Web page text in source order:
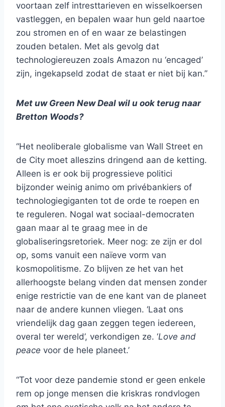
voortaan zelf intresttarieven en wisselkoersen
vastleggen, en bepalen waar hun geld naartoe
zou stromen en of en waar ze belastingen
zouden betalen. Met als gevolg dat
technologiereuzen zoals Amazon nu ‘encaged’
zijn, ingekapseld zodat de staat er niet bij kan.”
Met uw Green New Deal wil u ook terug naar
Bretton Woods?
“Het neoliberale globalisme van Wall Street en
de City moet alleszins dringend aan de ketting.
Alleen is er ook bij progressieve politici
bijzonder weinig animo om privébankiers of
technologiegiganten tot de orde te roepen en
te reguleren. Nogal wat sociaal-democraten
gaan maar al te graag mee in de
globaliseringsretoriek. Meer nog: ze zijn er dol
op, soms vanuit een naïeve vorm van
kosmopolitisme. Zo blijven ze het van het
allerhoogste belang vinden dat mensen zonder
enige restrictie van de ene kant van de planeet
naar de andere kunnen vliegen. ‘Laat ons
vriendelijk dag gaan zeggen tegen iedereen,
overal ter wereld’, verkondigen ze. ‘Love and
peace voor de hele planeet.’
“Tot voor deze pandemie stond er geen enkele
rem op jonge mensen die kriskras rondvlogen